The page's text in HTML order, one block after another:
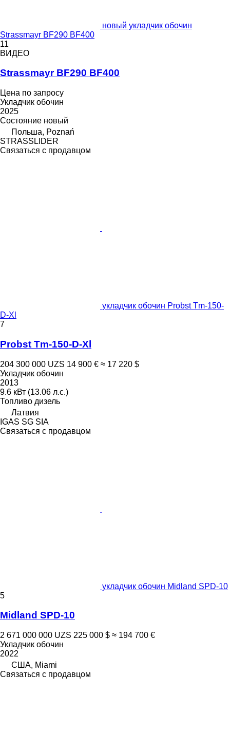
новый укладчик обочин
Strassmayr BF290 BF400
11
ВИДЕО
Strassmayr BF290 BF400
Цена по запросу
Укладчик обочин
2025
Состояние новый
Польша, Poznań
STRASSLIDER
Связаться с продавцом
укладчик обочин Probst Tm-150-
D-Xl
7
Probst Tm-150-D-Xl
204 300 000 UZS 14 900 € ≈ 17 220 $
Укладчик обочин
2013
9.6 кВт (13.06 л.с.)
Топливо дизель
Латвия
IGAS SG SIA
Связаться с продавцом
укладчик обочин Midland SPD-10
5
Midland SPD-10
2 671 000 000 UZS 225 000 $ ≈ 194 700 €
Укладчик обочин
2022
США, Miami
Связаться с продавцом